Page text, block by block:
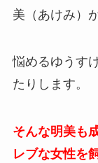
美（あけみ）
悩めるゆうす
たりします。
そんな明美も
レブな女性を